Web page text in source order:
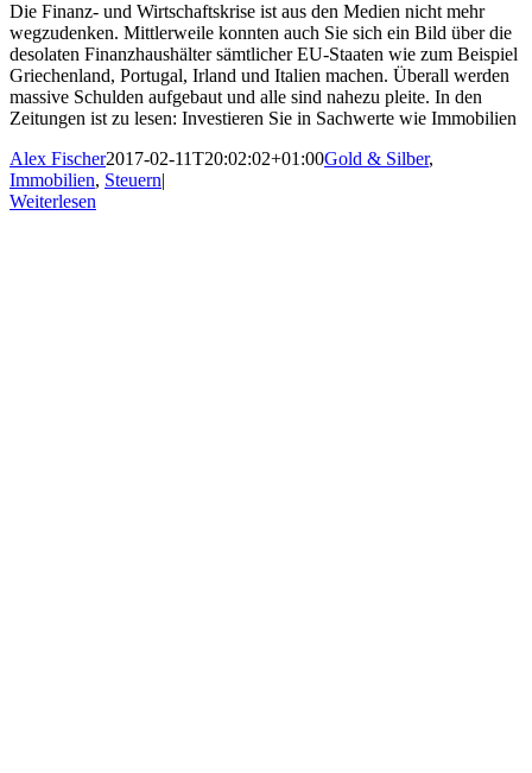
Die Finanz- und Wirtschaftskrise ist aus den Medien nicht mehr
wegzudenken. Mittlerweile konnten auch Sie sich ein Bild über die
desolaten Finanzhaushälter sämtlicher EU-Staaten wie zum Beispiel
Griechenland, Portugal, Irland und Italien machen. Überall werden
massive Schulden aufgebaut und alle sind nahezu pleite. In den
Zeitungen ist zu lesen: Investieren Sie in Sachwerte wie Immobilien
Alex Fischer2017-02-11T20:02:02+01:00Gold & Silber,
Immobilien, Steuern|
Weiterlesen